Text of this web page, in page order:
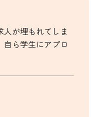
が埋もれてしま
自ら学生にアプロ